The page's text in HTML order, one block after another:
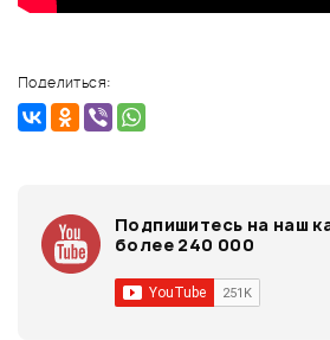
Поделиться:
Подпишитесь на наш
более 240 000